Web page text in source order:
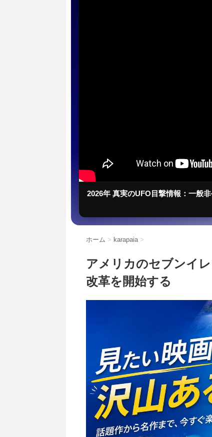
2026年 真実のUFO目撃情報：一般
ホーム > karapaia >
アメリカのセブンイ
改革を開始する